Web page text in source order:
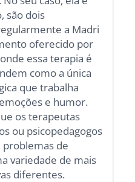
são dois
a Madri
oferecido por
essa terapia é
como a única
que trabalha
e humor.
os terapeutas
ou psicopedagogos
problemas de
variedade de mais
diferentes.